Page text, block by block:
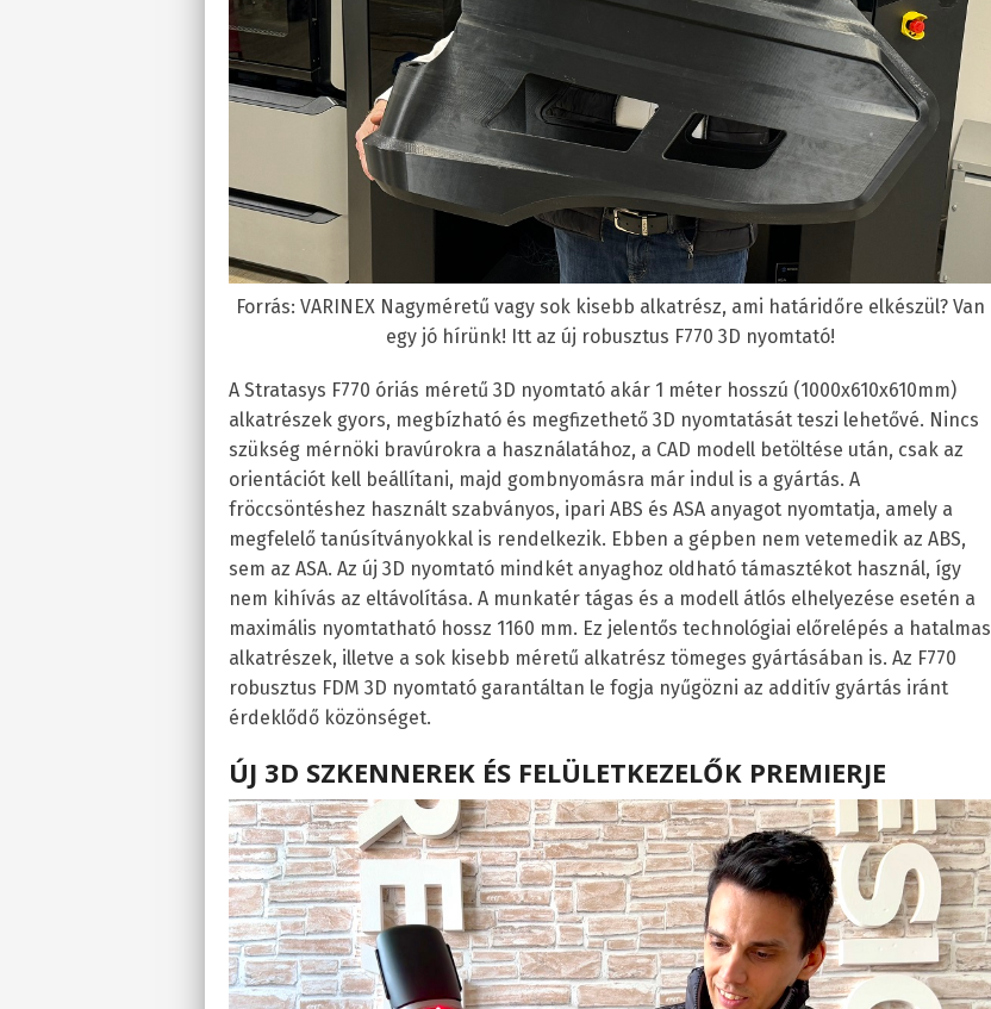
Forrás: VARINEX Nagyméretű vagy sok kisebb alkatrész, ami határidőre elkészül? Van
egy jó hírünk! Itt az új robusztus F770 3D nyomtató!
A Stratasys F770 óriás méretű 3D nyomtató akár 1 méter hosszú (1000x610x610mm)
alkatrészek gyors, megbízható és megfizethető 3D nyomtatását teszi lehetővé. Nincs
szükség mérnöki bravúrokra a használatához, a CAD modell betöltése után, csak az
orientációt kell beállítani, majd gombnyomásra már indul is a gyártás. A
fröccsöntéshez használt szabványos, ipari ABS és ASA anyagot nyomtatja, amely a
megfelelő tanúsítványokkal is rendelkezik. Ebben a gépben nem vetemedik az ABS,
sem az ASA. Az új 3D nyomtató mindkét anyaghoz oldható támasztékot használ, így
nem kihívás az eltávolítása. A munkatér tágas és a modell átlós elhelyezése esetén a
maximális nyomtatható hossz 1160 mm. Ez jelentős technológiai előrelépés a hatalmas
alkatrészek, illetve a sok kisebb méretű alkatrész tömeges gyártásában is. Az F770
robusztus FDM 3D nyomtató garantáltan le fogja nyűgözni az additív gyártás iránt
érdeklődő közönséget.
ÚJ 3D SZKENNEREK ÉS FELÜLETKEZELŐK PREMIERJE